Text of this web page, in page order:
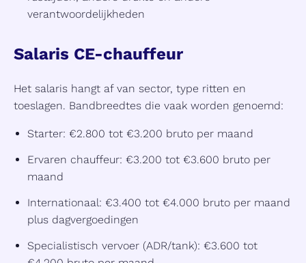
verantwoordelijkheden
Salaris CE-chauffeur
Het salaris hangt af van sector, type ritten en
toeslagen. Bandbreedtes die vaak worden genoemd:
Starter: €2.800 tot €3.200 bruto per maand
Ervaren chauffeur: €3.200 tot €3.600 bruto per
maand
Internationaal: €3.400 tot €4.000 bruto per maand
plus dagvergoedingen
Specialistisch vervoer (ADR/tank): €3.600 tot